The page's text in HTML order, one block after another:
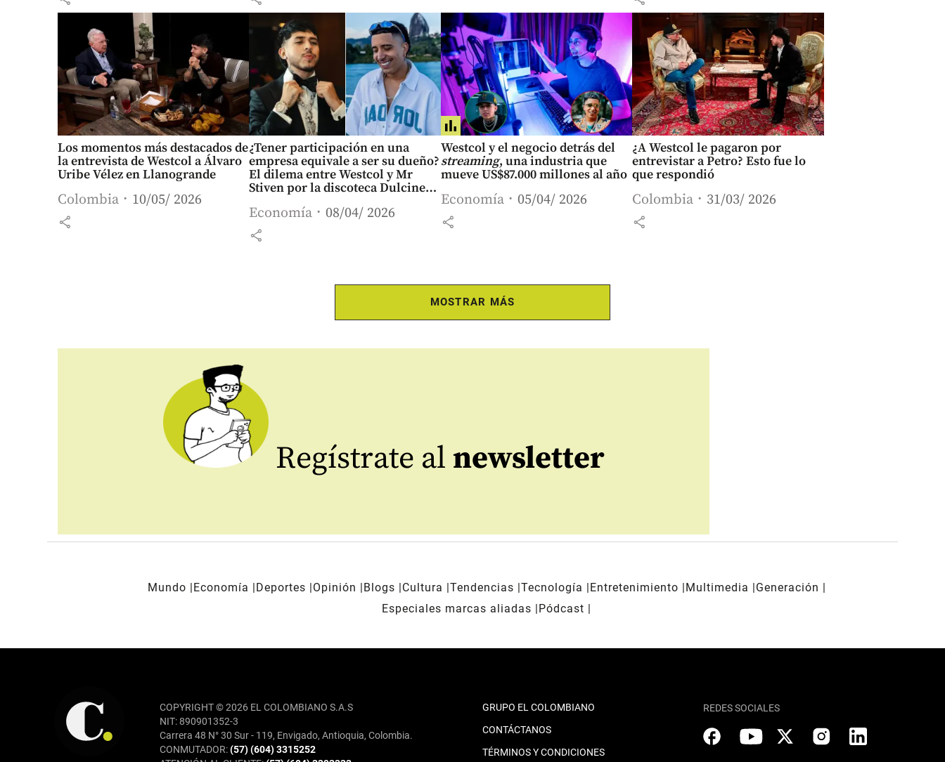
Los momentos más destacados de
la entrevista de Westcol a Álvaro
Uribe Vélez en Llanogrande
Colombia 10/05/ 2026
share
¿Tener participación en una
empresa equivale a ser su dueño?
El dilema entre Westcol y Mr
Stiven por la discoteca Dulcinea
Economía 08/04/ 2026
share
Westcol y el negocio detrás del
streaming, una industria que
mueve US$87.000 millones al año
Economía 05/04/ 2026
share
¿A Westcol le pagaron por
entrevistar a Petro? Esto fue lo
que respondió
Colombia 31/03/ 2026
share
MOSTRAR MÁS
Regístrate al newsletter
Mundo Economía Deportes Opinión Blogs Cultura Tendencias Tecnología Entretenimiento Multimedia
Generación
Especiales marcas aliadas
Pódcast
COPYRIGHT © 2026 EL COLOMBIANO S.A.S
NIT: 890901352-3
Carrera 48 N° 30 Sur - 119, Envigado, Antioquia, Colombia.
CONMUTADOR:(57) (604) 3315252
GRUPO EL COLOMBIANO
CONTÁCTANOS
TÉRMINOS Y CONDICIONES
REDES SOCIALES